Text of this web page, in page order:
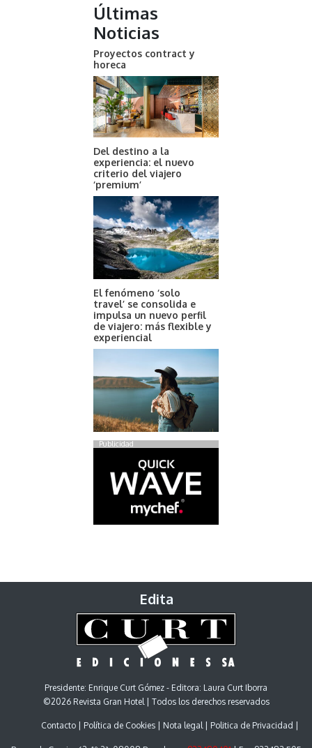
Últimas
Noticias
Proyectos contract y
horeca
Del destino a la
experiencia: el nuevo
criterio del viajero
‘premium’
El fenómeno ‘solo
travel’ se consolida e
impulsa un nuevo perfil
de viajero: más flexible y
experiencial
Publicidad
Edita
Presidente: Enrique Curt Gómez - Editora: Laura Curt Iborra
©2026 Revista Gran Hotel | Todos los derechos reservados
Contacto Política de Cookies Nota legal Politica de Privacidad